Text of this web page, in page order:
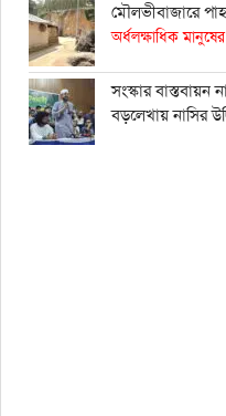
মৌলভীবাজারে
অর্ধলক্ষাধিক
সংস্কার
বড়লেখায় নাসির